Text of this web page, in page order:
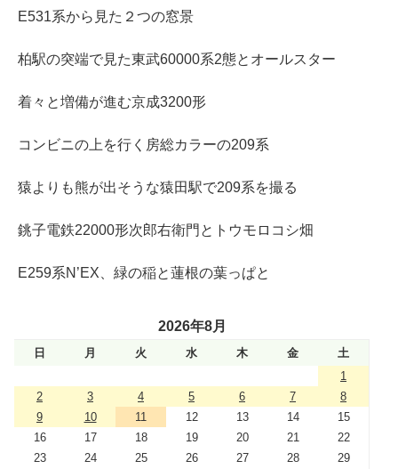
E531系から見た２つの窓景
柏駅の突端で見た東武60000系2態とオールスター
着々と増備が進む京成3200形
コンビニの上を行く房総カラーの209系
猿よりも熊が出そうな猿田駅で209系を撮る
銚子電鉄22000形次郎右衛門とトウモロコシ畑
E259系N’EX、緑の稲と蓮根の葉っぱと
2026年8月
日 月 火 水 木 金
土
1
2
3 4 5 6 7
8
9
10 11 12 13 14
15
16
17 18 19 20 21
22
23
24 25 26 27 28
29